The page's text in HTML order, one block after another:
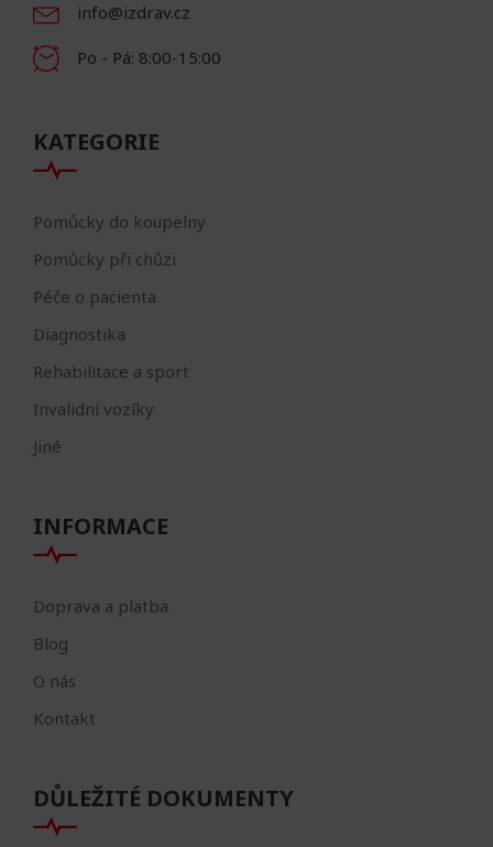
info@izdrav.cz
Po - Pá: 8:00-15:00
KATEGORIE
Pomůcky do koupelny
Pomůcky při chůzi
Péče o pacienta
Diagnostika
Rehabilitace a sport
Invalidní vozíky
Jiné
INFORMACE
Doprava a platba
Blog
O nás
Kontakt
DŮLEŽITÉ DOKUMENTY